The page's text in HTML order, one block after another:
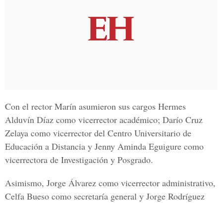
Con el rector Marín asumieron sus cargos Hermes
Alduvín Díaz como vicerrector académico; Darío Cruz
Zelaya como vicerrector del Centro Universitario de
Educación a Distancia y Jenny Aminda Eguigure como
vicerrectora de Investigación y Posgrado.
Asimismo, Jorge Álvarez como vicerrector administrativo,
Celfa Bueso como secretaría general y Jorge Rodríguez